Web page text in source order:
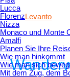
Lucca
Florenz
Nizza
Monaco und Monte
Amalfi
Planen Sie Ihre
Wie man hinkommt
Wie man sich
Mit dem Zug, dem
Levanto